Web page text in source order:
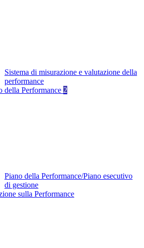
Sistema di misurazione e valutazione della
performance
della Performance 2
Piano della Performance/Piano esecutivo
di gestione
sulla Performance